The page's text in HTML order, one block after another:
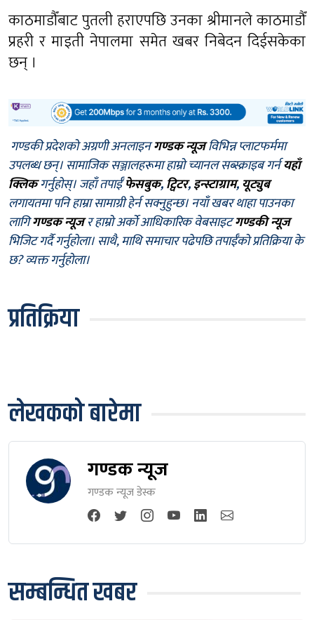
काठमाडौँबाट पुतली हराएपछि उनका श्रीमानले काठमाडौँ
प्रहरी र माइती नेपालमा समेत खबर निबेदन दिईसकेका
छन् ।
गण्डकी प्रदेशको अग्रणी अनलाइनगण्डक न्यूजविभिन्न प्लाटफर्ममा
उपलब्ध छन्। सामाजिक सञ्जालहरूमा हाम्रो च्यानल सब्स्क्राइब गर्नयहाँ
क्लिकगर्नुहोस्। जहाँ तपाईँफेसबुक,ट्विटर,इन्स्टाग्राम, यूट्युब
लगायतमा पनि हाम्रा सामाग्री हेर्न सक्नुहुन्छ। नयाँ खबर थाहा पाउनका
लागिगण्डक न्यूजर हाम्रो अर्को आधिकारिक वेबसाइटगण्डकी न्यूज
भिजिट गर्दै गर्नुहोला। साथै, माथि समाचार पढेपछि तपाईँको प्रतिक्रिया के
छ? व्यक्त गर्नुहोला।
प्रतिक्रिया
लेखकको बारेमा
गण्डक न्यूज
गण्डक न्यूज डेस्क
सम्बन्धित खबर